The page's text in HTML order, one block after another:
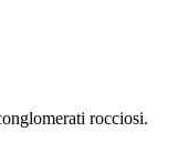
rocciosi.